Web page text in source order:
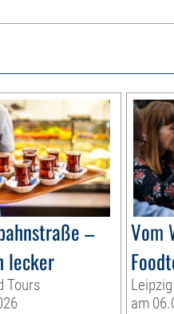
–
lecker
Tours
Vom
am